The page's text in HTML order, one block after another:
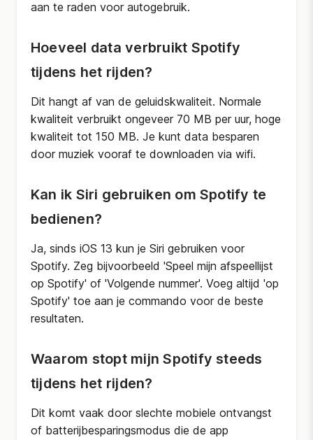
aan te raden voor autogebruik.
Hoeveel data verbruikt Spotify
tijdens het rijden?
Dit hangt af van de geluidskwaliteit. Normale
kwaliteit verbruikt ongeveer 70 MB per uur, hoge
kwaliteit tot 150 MB. Je kunt data besparen
door muziek vooraf te downloaden via wifi.
Kan ik Siri gebruiken om Spotify te
bedienen?
Ja, sinds iOS 13 kun je Siri gebruiken voor
Spotify. Zeg bijvoorbeeld 'Speel mijn afspeellijst
op Spotify' of 'Volgende nummer'. Voeg altijd 'op
Spotify' toe aan je commando voor de beste
resultaten.
Waarom stopt mijn Spotify steeds
tijdens het rijden?
Dit komt vaak door slechte mobiele ontvangst
of batterijbesparingsmodus die de app